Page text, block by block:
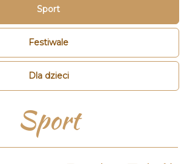
Sport
Festiwale
Dla dzieci
Sport